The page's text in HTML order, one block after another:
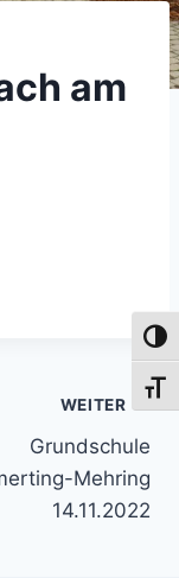
am
WEITER
Grundschule
Mehring
14.11.2022